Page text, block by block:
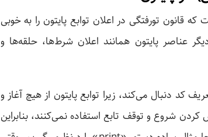
قانون تورفتگی در اعلان توابع پایتون را به خوبی
عناصر پایتون همانند اعلان شرط‌ها، حلقه‌ها و
کد دنبال می‌کند، زیرا توابع پایتون از هیچ آغاز و
شروع و توقف تابع استفاده نمی‌کنند، بنابراین